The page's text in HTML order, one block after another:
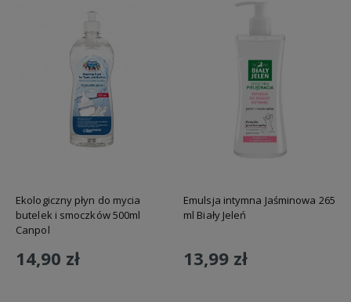
Ekologiczny płyn do mycia
butelek i smoczków 500ml
Canpol
14,90 zł
Emulsja intymna Jaśminowa 265
ml Biały Jeleń
13,99 zł